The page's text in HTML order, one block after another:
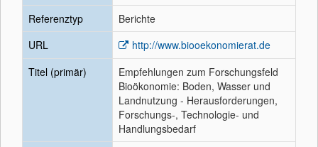
Referenztyp
Berichte
URL
http://www.biooekonomierat.de
Titel (primär)
Empfehlungen zum Forschungsfeld
Bioökonomie: Boden, Wasser und
Landnutzung - Herausforderungen,
Forschungs-, Technologie- und
Handlungsbedarf